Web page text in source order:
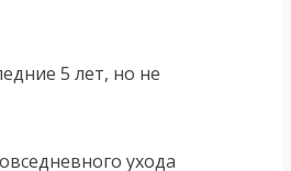
5 лет, но не
ухода